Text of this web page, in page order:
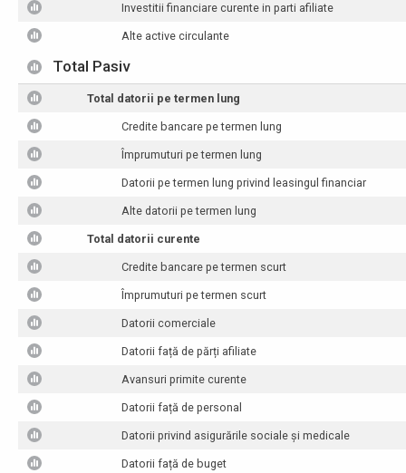
Investitii financiare curente in parti afiliate
Alte active circulante
Total Pasiv
Total datorii pe termen lung
Credite bancare pe termen lung
Împrumuturi pe termen lung
Datorii pe termen lung privind leasingul financiar
Alte datorii pe termen lung
Total datorii curente
Credite bancare pe termen scurt
Împrumuturi pe termen scurt
Datorii comerciale
Datorii față de părți afiliate
Avansuri primite curente
Datorii față de personal
Datorii privind asigurările sociale și medicale
Datorii față de buget